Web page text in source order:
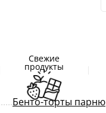
Свежие
продукты
Бенто-торты парню